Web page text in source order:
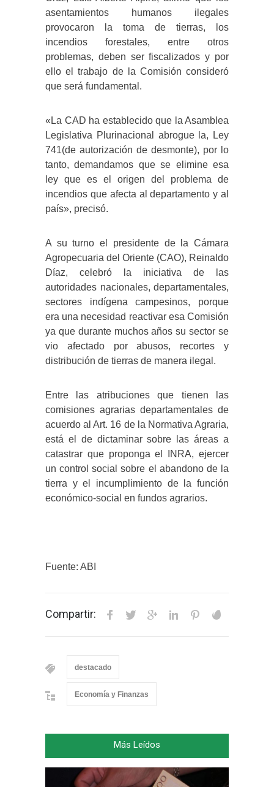
asentamientos humanos ilegales
provocaron la toma de tierras, los
incendios forestales, entre otros
problemas, deben ser fiscalizados y por
ello el trabajo de la Comisión consideró
que será fundamental.
«La CAD ha establecido que la Asamblea
Legislativa Plurinacional abrogue la, Ley
741(de autorización de desmonte), por lo
tanto, demandamos que se elimine esa
ley que es el origen del problema de
incendios que afecta al departamento y al
país», precisó.
A su turno el presidente de la Cámara
Agropecuaria del Oriente (CAO), Reinaldo
Díaz, celebró la iniciativa de las
autoridades nacionales, departamentales,
sectores indígena campesinos, porque
era una necesidad reactivar esa Comisión
ya que durante muchos años su sector se
vio afectado por abusos, recortes y
distribución de tierras de manera ilegal.
Entre las atribuciones que tienen las
comisiones agrarias departamentales de
acuerdo al Art. 16 de la Normativa Agraria,
está el de dictaminar sobre las áreas a
catastrar que proponga el INRA, ejercer
un control social sobre el abandono de la
tierra y el incumplimiento de la función
económico-social en fundos agrarios.
Fuente: ABI
Compartir:
destacado
Economía y Finanzas
Más Leídos